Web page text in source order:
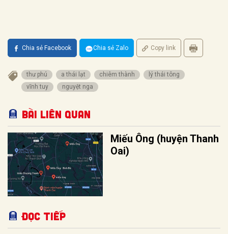
Chia sẻ Facebook Chia sẻ Zalo Copy link
thư phú a thái lạt chiêm thành
lý thái tông
vĩnh tuy
nguyệt nga
Bài liên quan
Miếu Ông (huyện Thanh
Oai)
Đọc tiếp